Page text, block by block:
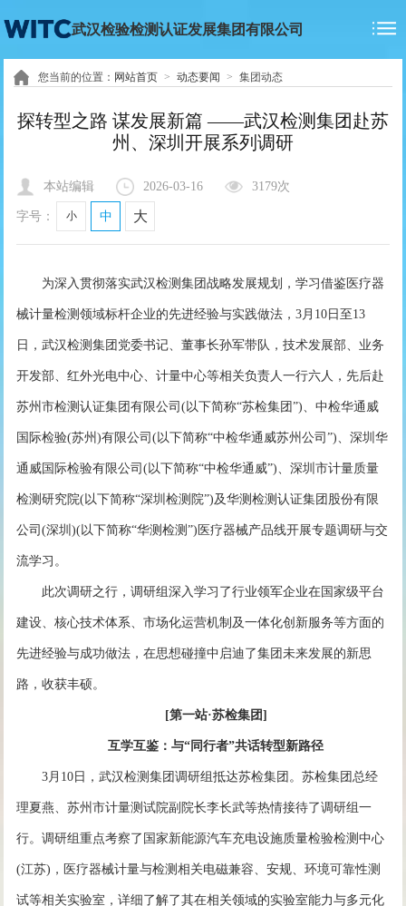
武汉检验检测认证发展集团有限公司
您当前的位置： 网站首页 > 动态要闻 > 集团动态
探转型之路 谋发展新篇 ——武汉检测集团赴苏
州、深圳开展系列调研
本站编辑 2026-03-16 3179次
字号： 小 中 大
为深入贯彻落实武汉检测集团战略发展规划，学习借鉴医疗器
械计量检测领域标杆企业的先进经验与实践做法，3月10日至13
日，武汉检测集团党委书记、董事长孙军带队，技术发展部、业务
开发部、红外光电中心、计量中心等相关负责人一行六人，先后赴
苏州市检测认证集团有限公司(以下简称“苏检集团”)、中检华通威
国际检验(苏州)有限公司(以下简称“中检华通威苏州公司”)、深圳华
通威国际检验有限公司(以下简称“中检华通威”)、深圳市计量质量
检测研究院(以下简称“深圳检测院”)及华测检测认证集团股份有限
公司(深圳)(以下简称“华测检测”)医疗器械产品线开展专题调研与交
流学习。
此次调研之行，调研组深入学习了行业领军企业在国家级平台
建设、核心技术体系、市场化运营机制及一体化创新服务等方面的
先进经验与成功做法，在思想碰撞中启迪了集团未来发展的新思
路，收获丰硕。
[第一站·苏检集团]
互学互鉴：与“同行者”共话转型新路径
3月10日，武汉检测集团调研组抵达苏检集团。苏检集团总经
理夏燕、苏州市计量测试院副院长李长武等热情接待了调研组一
行。调研组重点考察了国家新能源汽车充电设施质量检验检测中心
(江苏)，医疗器械计量与检测相关电磁兼容、安规、环境可靠性测
试等相关实验室，详细了解了其在相关领域的实验室能力与多元化